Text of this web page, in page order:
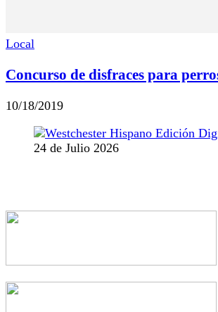
Local
Concurso de disfraces para
10/18/2019
24 de Julio 2026